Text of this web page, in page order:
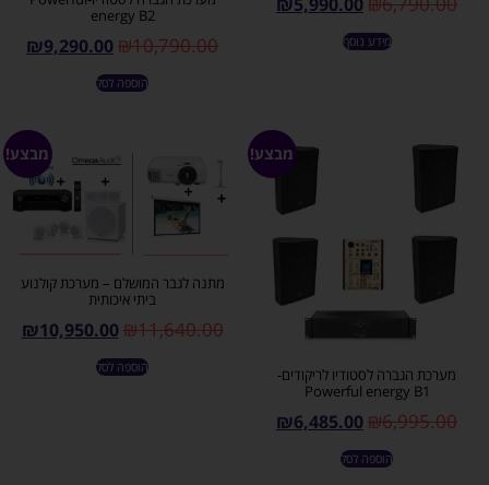
מידע נוסף
energy B2
₪10,790.00
₪9,290.00
הוספה לסל
מבצע!
מערכת הגברה לסטודיו לריקודים-
Powerful energy B1
₪6,995.00
₪6,485.00
הוספה לסל
מבצע!
מתנה לגבר המושלם – מערכת קולנוע
ביתי איכותית
₪11,640.00
₪10,950.00
הוספה לסל